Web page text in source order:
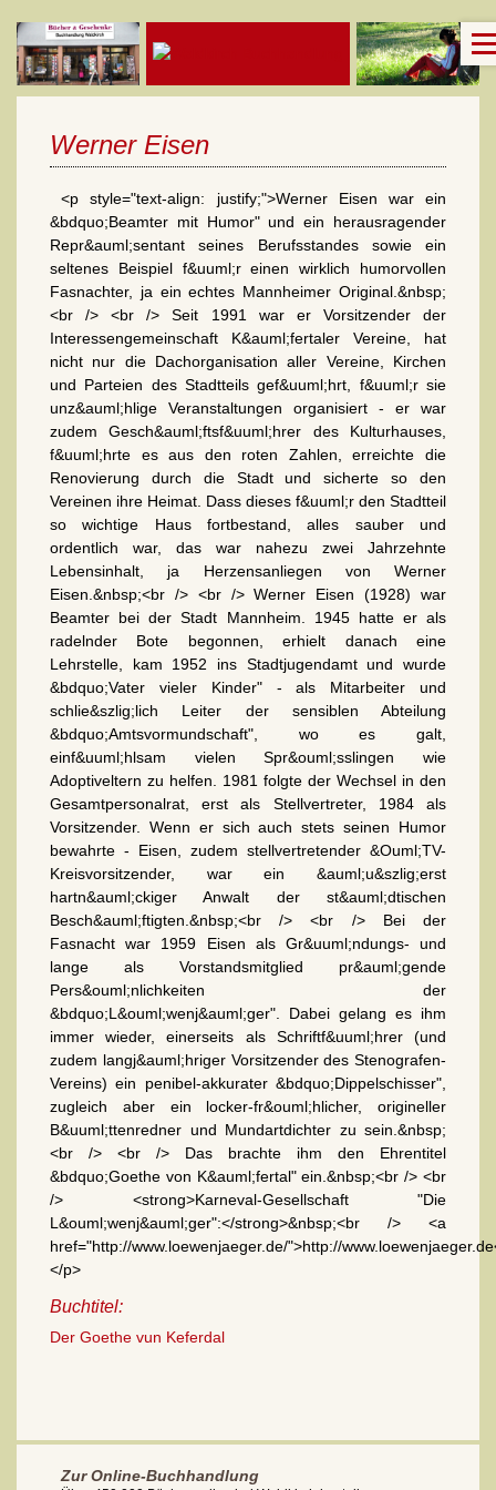
Werner Eisen
<p style="text-align: justify;">Werner Eisen war ein
&bdquo;Beamter mit Humor" und ein herausragender
Repr&auml;sentant seines Berufsstandes sowie ein
seltenes Beispiel f&uuml;r einen wirklich humorvollen
Fasnachter, ja ein echtes Mannheimer Original.&nbsp;
<br /> <br /> Seit 1991 war er Vorsitzender der
Interessengemeinschaft K&auml;fertaler Vereine, hat
nicht nur die Dachorganisation aller Vereine, Kirchen
und Parteien des Stadtteils gef&uuml;hrt, f&uuml;r sie
unz&auml;hlige Veranstaltungen organisiert - er war
zudem Gesch&auml;ftsf&uuml;hrer des Kulturhauses,
f&uuml;hrte es aus den roten Zahlen, erreichte die
Renovierung durch die Stadt und sicherte so den
Vereinen ihre Heimat. Dass dieses f&uuml;r den Stadtteil
so wichtige Haus fortbestand, alles sauber und
ordentlich war, das war nahezu zwei Jahrzehnte
Lebensinhalt, ja Herzensanliegen von Werner
Eisen.&nbsp;<br /> <br /> Werner Eisen (1928) war
Beamter bei der Stadt Mannheim. 1945 hatte er als
radelnder Bote begonnen, erhielt danach eine
Lehrstelle, kam 1952 ins Stadtjugendamt und wurde
&bdquo;Vater vieler Kinder" - als Mitarbeiter und
schlie&szlig;lich Leiter der sensiblen Abteilung
&bdquo;Amtsvormundschaft", wo es galt,
einf&uuml;hlsam vielen Spr&ouml;sslingen wie
Adoptiveltern zu helfen. 1981 folgte der Wechsel in den
Gesamtpersonalrat, erst als Stellvertreter, 1984 als
Vorsitzender. Wenn er sich auch stets seinen Humor
bewahrte - Eisen, zudem stellvertretender &Ouml;TV-
Kreisvorsitzender, war ein &auml;u&szlig;erst
hartn&auml;ckiger Anwalt der st&auml;dtischen
Besch&auml;ftigten.&nbsp;<br /> <br /> Bei der
Fasnacht war 1959 Eisen als Gr&uuml;ndungs- und
lange als Vorstandsmitglied pr&auml;gende
Pers&ouml;nlichkeiten der
&bdquo;L&ouml;wenj&auml;ger". Dabei gelang es ihm
immer wieder, einerseits als Schriftf&uuml;hrer (und
zudem langj&auml;hriger Vorsitzender des Stenografen-
Vereins) ein penibel-akkurater &bdquo;Dippelschisser",
zugleich aber ein locker-fr&ouml;hlicher, origineller
B&uuml;ttenredner und Mundartdichter zu sein.&nbsp;
<br /> <br /> Das brachte ihm den Ehrentitel
&bdquo;Goethe von K&auml;fertal" ein.&nbsp;<br /> <br
/> <strong>Karneval-Gesellschaft "Die
L&ouml;wenj&auml;ger":</strong>&nbsp;<br /> <a
href="http://www.loewenjaeger.de/">http://
</p>
Buchtitel:
Der Goethe vun Keferdal
Zur Online-Buchhandlung